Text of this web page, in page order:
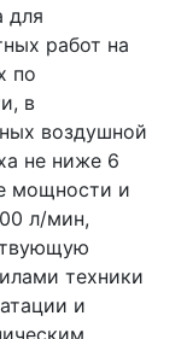
для
работ на
по
в
воздушной
не ниже 6
мощности и
л/мин,
техники
и